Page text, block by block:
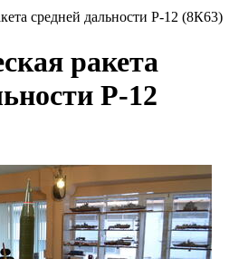
средней дальности Р-12 (8К63)
ракета
Р-12